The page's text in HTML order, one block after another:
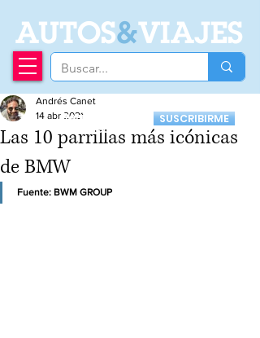
AUTOS&VIAJES
Recibí nuestro
Newsletter
SUSCRIBIRME
Las 10 parrillas más icónicas
de BMW
Andrés Canet
14 abr 2021
Fuente: BWM GROUP